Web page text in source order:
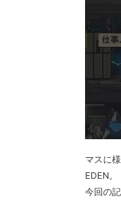
マスに
EDEN。
今回の